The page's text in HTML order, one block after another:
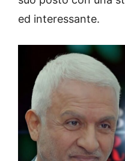
ed interessante.